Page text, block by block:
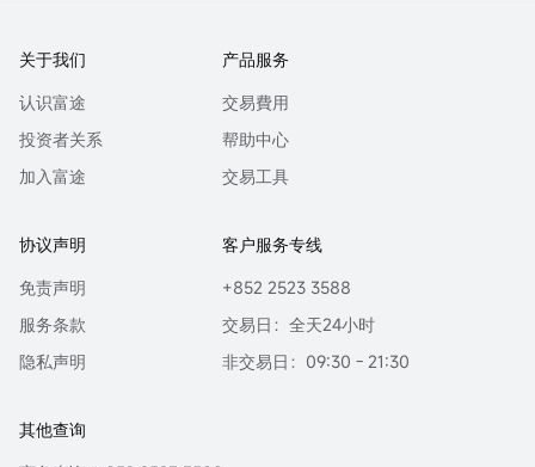
关于我们
认识富途
投资者关系
加入富途
产品服务
交易費用
帮助中心
交易工具
协议声明
免责声明
服务条款
隐私声明
客户服务专线
+852 2523 3588
交易日：全天24小时
非交易日：09:30 - 21:30
其他查询